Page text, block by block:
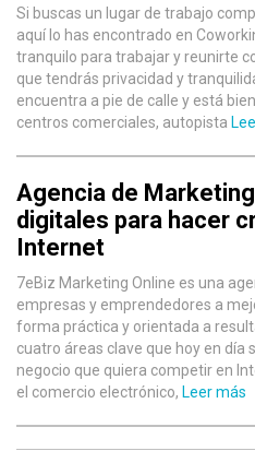
Si buscas un lugar de trabajo
aquí lo has encontrado en
tranquilo para trabajar y reunirte
que tendrás privacidad y
encuentra a pie de calle y está
centros comerciales, autopista
Agencia de
digitales para hacer
Internet
7eBiz Marketing Online es una
empresas y emprendedores a
forma práctica y orientada a
cuatro áreas clave que hoy en día
negocio que quiera competir en
el comercio electrónico, Leer más